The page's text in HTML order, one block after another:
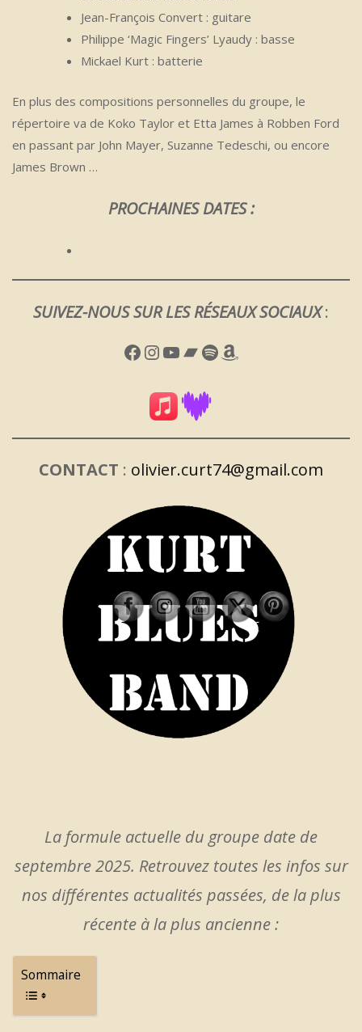
Jean-François Convert : guitare
Philippe ‘Magic Fingers’ Lyaudy : basse
Mickael Kurt : batterie
En plus des compositions personnelles du groupe, le
répertoire va de Koko Taylor et Etta James à Robben Ford
en passant par John Mayer, Suzanne Tedeschi, ou encore
James Brown …
PROCHAINES DATES :
SUIVEZ-NOUS SUR LES RÉSEAUX SOCIAUX:
Facebook
Instagram
YouTube
Bandcamp
Spotify
Amazon
CONTACT : olivier.curt74@gmail.com
La formule actuelle du groupe date de
septembre 2025. Retrouvez toutes les infos sur
nos différentes actualités passées, de la plus
récente à la plus ancienne :
Sommaire